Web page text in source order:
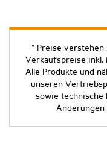
* Preise verstehen
Verkaufspreise inkl.
Alle Produkte und
unseren
sowie technische
Änderungen